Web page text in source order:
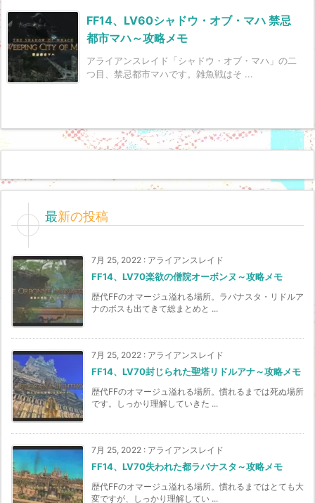
FF14、LV60シャドウ・オブ・マハ 禁忌
都市マハ～攻略メモ
アライアンスレイド「シャドウ・オブ・マハ」の二
つ目、禁忌都市マハです。雑魚戦はそ ...
最新の投稿
7月 25, 2022 : アライアンスレイド
FF14、LV70楽欲の僧院オーボンヌ～攻略メモ
歴代FFのオマージュ溢れる場所。ラバナスタ・リドルア
ナのボスも出てきて総まとめと ...
7月 25, 2022 : アライアンスレイド
FF14、LV70封じられた聖塔リドルアナ～攻略メモ
歴代FFのオマージュ溢れる場所。慣れるまでは死ぬ場所
です。しっかり理解していきた ...
7月 25, 2022 : アライアンスレイド
FF14、LV70失われた都ラバナスタ～攻略メモ
歴代FFのオマージュ溢れる場所。慣れるまではとても大
変ですが、しっかり理解してい ...